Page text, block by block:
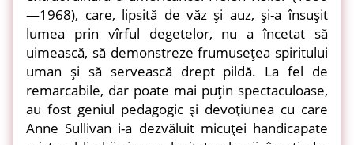
—1968), care, lipsită de văz şi auz, şi-a însuşit
lumea prin vîrful degetelor, nu a încetat să
uimească, să demonstreze frumuseţea spiritului
uman şi să servească drept pildă. La fel de
remarcabile, dar poate mai puţin spectaculoase,
au fost geniul pedagogic şi devoţiunea cu care
Anne Sullivan i-a dezvăluit micuţei handicapate